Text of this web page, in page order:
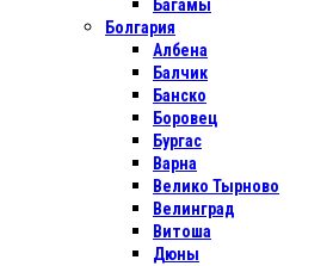
Багамы
Болгария
Албена
Балчик
Банско
Боровец
Бургас
Варна
Велико Тырново
Велинград
Витоша
Дюны